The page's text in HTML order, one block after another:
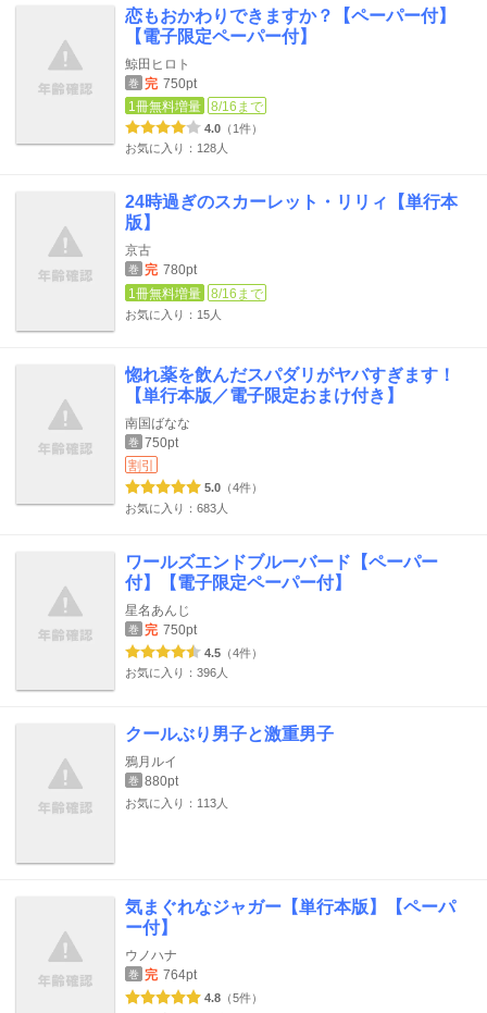
恋もおかわりできますか？【ペーパー付】
【電子限定ペーパー付】
鯨田ヒロト
巻 完 750pt
1冊無料増量
8/16まで
4.0 （1件）
お気に入り：128人
24時過ぎのスカーレット・リリィ【単行本
版】
京古
巻 完 780pt
1冊無料増量
8/16まで
お気に入り：15人
惚れ薬を飲んだスパダリがヤバすぎます！
【単行本版／電子限定おまけ付き】
南国ばなな
巻 750pt
割引
5.0 （4件）
お気に入り：683人
ワールズエンドブルーバード【ペーパー
付】【電子限定ペーパー付】
星名あんじ
巻 完 750pt
4.5 （4件）
お気に入り：396人
クールぶり男子と激重男子
鴉月ルイ
巻 880pt
お気に入り：113人
気まぐれなジャガー【単行本版】【ペーパ
ー付】
ウノハナ
巻 完 764pt
4.8 （5件）